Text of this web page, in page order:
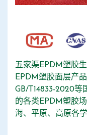
五家渠EPDM塑胶
EPDM塑胶面层产
GB/T14833-2020等
的各类EPDM塑胶
海、平原、高原各